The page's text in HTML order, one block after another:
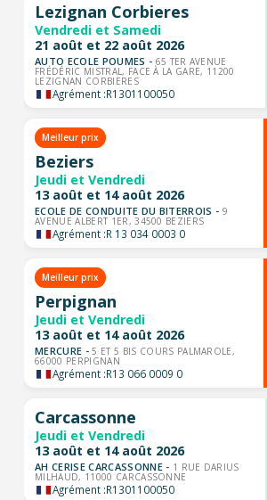
Lezignan Corbieres
Vendredi et Samedi
21 août et 22 août 2026
AUTO ECOLE POUMES - 65 TER AVENUE
FRÉDÉRIC MISTRAL, FACE À LA GARE, 11200
LEZIGNAN CORBIERES
Agrément :R1301100050
Meilleur prix
Beziers
Jeudi et Vendredi
13 août et 14 août 2026
ECOLE DE CONDUITE DU BITERROIS - 9
AVENUE ALBERT 1ER, 34500 BEZIERS
Agrément :R 13 034 0003 0
Meilleur prix
Perpignan
Jeudi et Vendredi
13 août et 14 août 2026
MERCURE -5 ET 5 BIS COURS PALMAROLE,
66000 PERPIGNAN
Agrément :R13 066 0009 0
Carcassonne
Jeudi et Vendredi
13 août et 14 août 2026
AH CERISE CARCASSONNE - 1 RUE DARIUS
MILHAUD, 11000 CARCASSONNE
Agrément :R1301100050